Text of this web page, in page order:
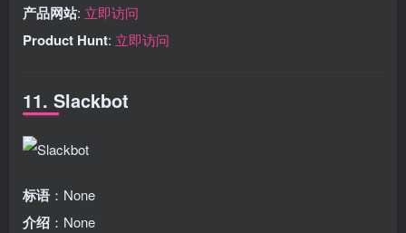
产品网站: 立即访问
Product Hunt: 立即访问
11. Slackbot
标语 ：None
介绍 ：None